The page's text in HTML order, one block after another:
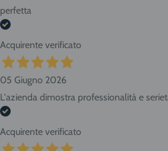
perfetta
Acquirente verificato
05 Giugno 2026
L'azienda dimostra professionalità e
Acquirente verificato